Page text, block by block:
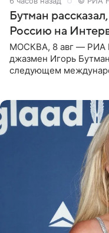
Бутман
Россию на
МОСКВА, 8 авг — РИА
джазмен Игорь
следующем